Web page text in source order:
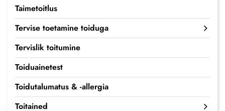
Taimetoitlus
Tervise toetamine toiduga
Tervislik toitumine
Toiduainetest
Toidutalumatus & -allergia
Toitained